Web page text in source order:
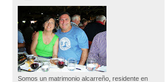
Somos un matrimonio alcarreño, residente en